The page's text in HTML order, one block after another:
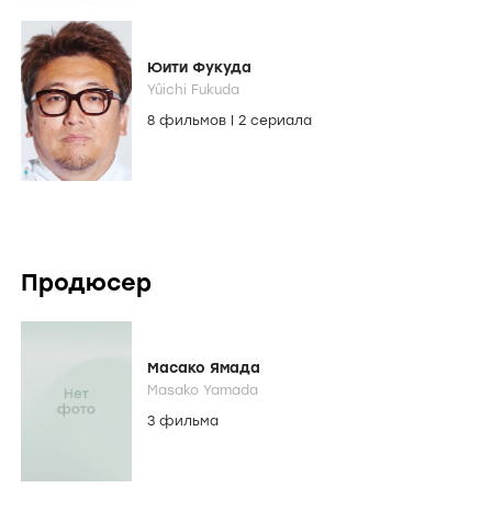
Юити Фукуда
Yûichi Fukuda
8 фильмов
2 сериала
Продюсер
Масако Ямада
Masako Yamada
3 фильма